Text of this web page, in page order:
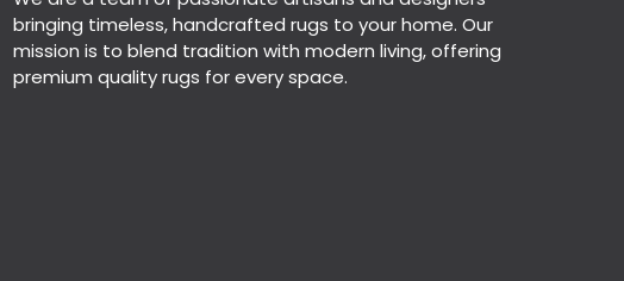
bringing timeless, handcrafted rugs to your home. Our
mission is to blend tradition with modern living, offering
premium quality rugs for every space.